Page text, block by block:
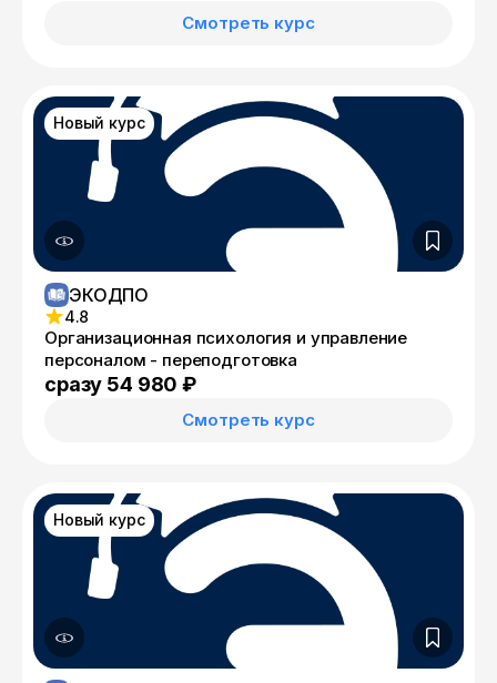
Смотреть курс
Новый курс
ЭКОДПО
4.8
Организационная психология и управление
персоналом - переподготовка
сразу 54 980 ₽
Смотреть курс
Новый курс